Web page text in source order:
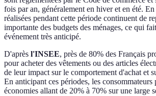
fois par an, généralement en hiver et en été. En
réalisées pendant cette période continuent de
importante des budgets des ménages, ce qui
événement très anticipé.
D'après l'INSEE, près de 80% des Français
pour acheter des vêtements ou des articles
de leur impact sur le comportement d'achat et
En anticipant ces périodes, les consommateurs
économies allant de 20% à 70% sur une large